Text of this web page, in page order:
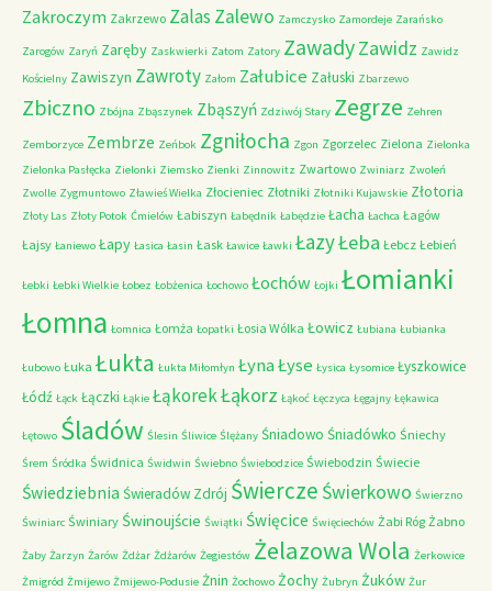
Zakroczym Zakrzewo ZalasZalewo Zamczysko Zamordeje Zarańsko
Zarogów Zaryń Zaręby Zaskwierki Zatom Zatory ZawadyZawidz Zawidz
Kościelny Zawiszyn Zawroty Załom Załubice Załuski Zbarzewo
Zbiczno Zbójna Zbąszynek Zbąszyń Zdziwój Stary Zegrze Zehren
Zemborzyce Zembrze Zeńbok Zgniłocha Zgon Zgorzelec Zielona Zielonka
Zielonka Pasłęcka Zielonki Ziemsko Zienki Zinnowitz Zwartowo Zwiniarz Zwoleń
Zwolle Zygmuntowo Zławieś Wielka Złocieniec Złotniki Złotniki Kujawskie Złotoria
Złoty Las Złoty Potok Ćmielów Łabiszyn Łabędnik Łabędzie Łacha Łachca Łagów
Łajsy Łaniewo Łapy Łasica Łasin Łask Ławice Ławki ŁazyŁeba Łebcz Łebień
Łebki Łebki Wielkie Łobez Łobżenica Łochowo Łochów Łojki Łomianki
Łomna Łomnica Łomża Łopatki Łosia Wólka Łowicz Łubiana Łubianka
Łubowo Łuka Łukta Łukta Miłomłyn ŁynaŁyse Łysica Łysomice Łyszkowice
Łódź Łąck Łączki Łąkie ŁąkorekŁąkorz Łąkoć Łęczyca Łęgajny Łękawica
Łętowo Śladów Ślesin Śliwice Ślężany Śniadowo Śniadówko Śniechy
Śrem Śródka Świdnica Świdwin Świebno Świebodzice Świebodzin Świecie
Świedziebnia Świeradów Zdrój Świercze Świerkowo Świerzno
Świniarc Świniary Świnoujście Świątki Święcice Święciechów Żabi Róg Żabno
Żaby Żarzyn Żarów Żdżar Żdżarów Żegiestów Żelazowa Wola Żerkowice
Żmigród Żmijewo Żmijewo-Podusie Żnin Żochowo Żochy Żubryn Żuków Żur